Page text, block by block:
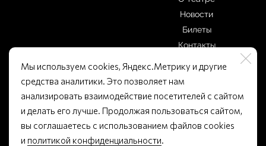
Новости
Билеты
Контакты
ОФИЦИАЛЬНО
Материалы мэрии
Москвы
Правила театра
Открытые данные
Контакт для связи
gbuk-
artcenter@culture.mos.ru
Мы используем cookies, Яндекс.Метрику и другие
средства аналитики. Это позволяет нам
анализировать взаимодействие посетителей с сайтом
и делать его лучше. Продолжая пользоваться сайтом,
вы соглашаетесь с использованием файлов cookies
и политикой конфиденциальности.